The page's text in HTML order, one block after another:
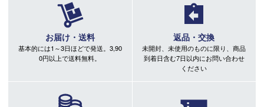
お届け・送料
基本的には1～3日ほどで発送。3,90
0円以上で送料無料。
返品・交換
未開封、未使用のものに限り、商品
到着日含む7日以内にお問い合わせ
ください